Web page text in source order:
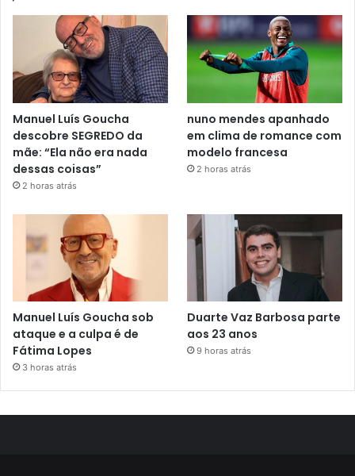
Manuel Luís Goucha
descobre SEGREDO da
mãe: “Ela não era nada
dessas coisas”
2 horas atrás
nuno mendes apanhado
em clima de romance com
modelo francesa
2 horas atrás
Manuel Luís Goucha sob
ataque e a culpa é de
Fátima Lopes
3 horas atrás
Duarte Vaz Barbosa parte
aos 23 anos
9 horas atrás